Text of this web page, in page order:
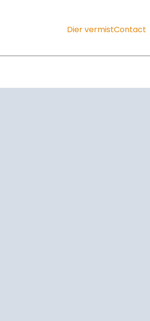
Dier vermistContact